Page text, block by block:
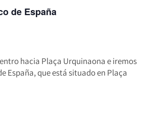
de España
hacia Plaça Urquinaona e iremos
España, que está situado en Plaça